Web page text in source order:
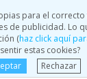
para el
de publicidad. Lo
(haz click aquí
estas cookies?
Rechazar